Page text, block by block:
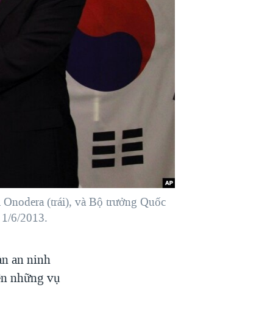
(trái), và Bộ trưởng Quốc
6/2013.
an ninh
những vụ